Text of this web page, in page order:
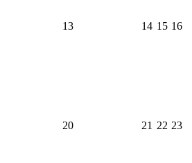
13 14 15 16
20 21 22 23